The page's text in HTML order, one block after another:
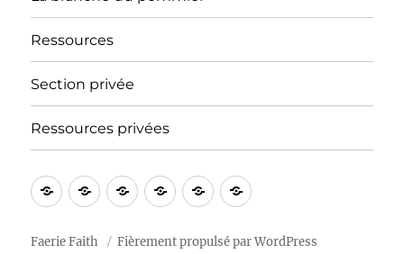
Ressources
Section privée
Ressources privées
À
Blog SectionCalendrierRessources
Notre
Faerie Faith Fièrement propulsé par WordPress